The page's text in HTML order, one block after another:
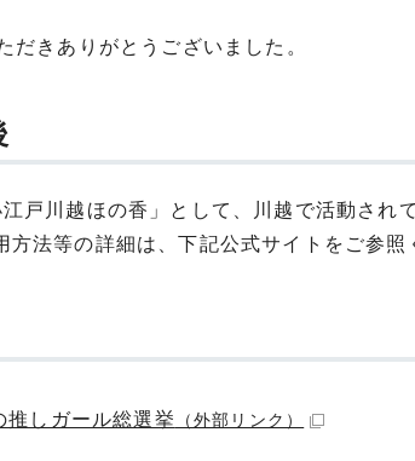
きありがとうございました。
戸川越ほの香」として、川越で活動され
法等の詳細は、下記公式サイトをご参照
推しガール総選挙 （外部リンク）